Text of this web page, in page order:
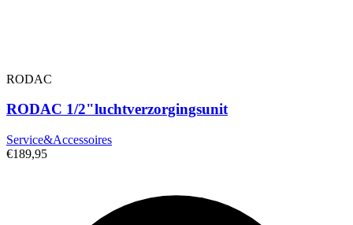
RODAC
RODAC 1/2"luchtverzorgingsunit
Service&Accessoires
€189,95